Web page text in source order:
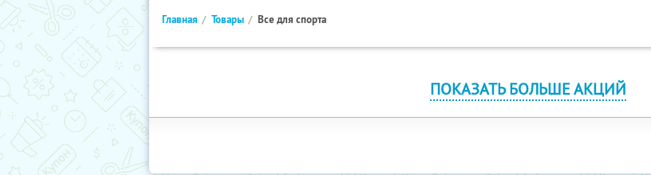
Главная Товары Все для спорта
ПОКАЗАТЬ БОЛЬШЕ АКЦИЙ